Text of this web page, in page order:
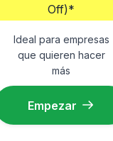
Off)*
Ideal para empresas
que quieren hacer
más
Empezar